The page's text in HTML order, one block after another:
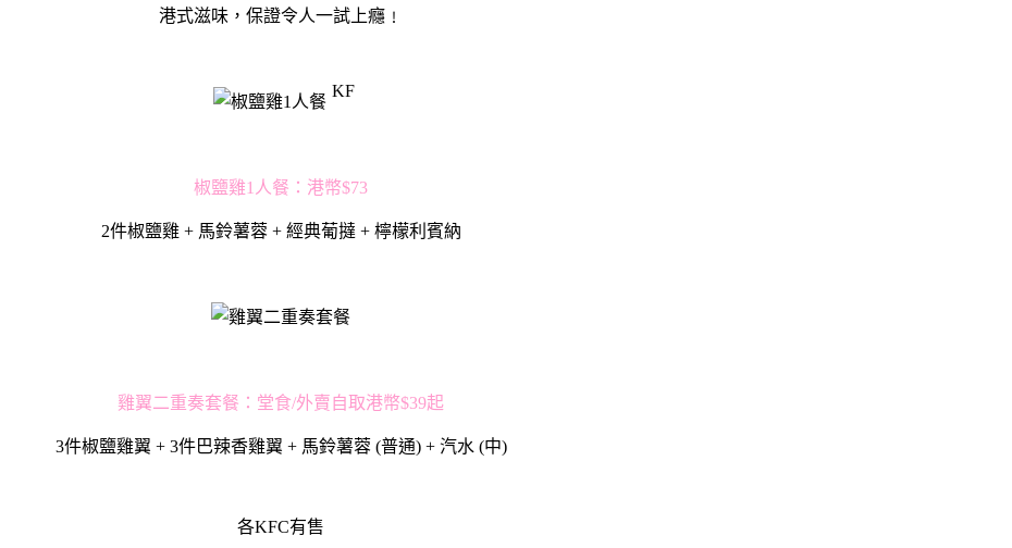
港式滋味，保證令人一試上癮﹗
KF
椒鹽雞1人餐：港幣$73
2件椒鹽雞 + 馬鈴薯蓉 + 經典葡撻 + 檸檬利賓納
雞翼二重奏套餐：堂食/外賣自取港幣$39起
3件椒鹽雞翼 + 3件巴辣香雞翼 + 馬鈴薯蓉 (普通) + 汽水 (中)
各KFC有售